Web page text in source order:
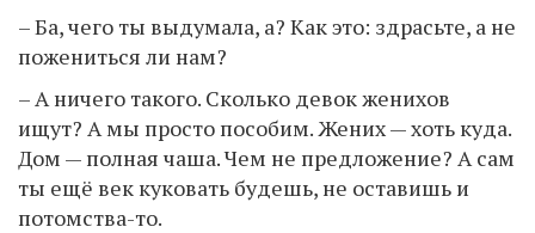
– Ба, чего ты выдумала, а? Как это: здрасьте, а не
пожениться ли нам?
– А ничего такого. Сколько девок женихов
ищут? А мы просто пособим. Жених — хоть куда.
Дом — полная чаша. Чем не предложение? А сам
ты ещё век куковать будешь, не оставишь и
потомства-то.